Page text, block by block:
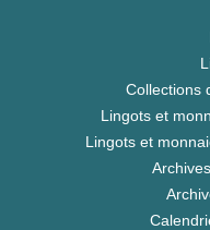
Collections
Lingots et
Lingots et